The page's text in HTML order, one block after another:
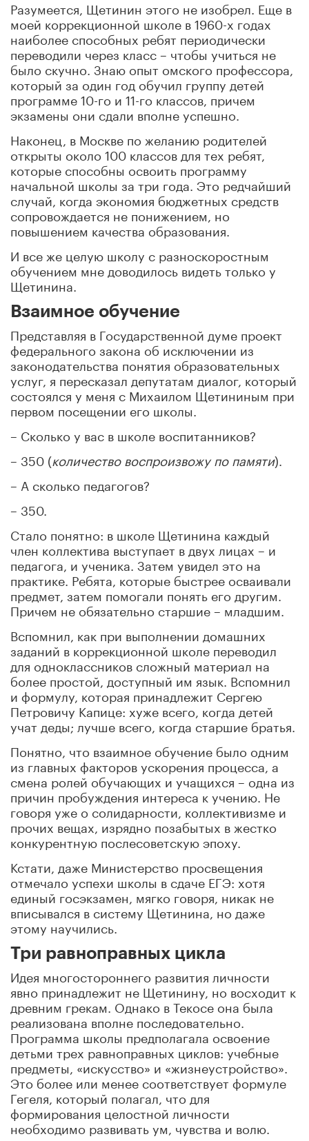
Разумеется, Щетинин этого не изобрел. Еще в
моей коррекционной школе в 1960-х годах
наиболее способных ребят периодически
переводили через класс – чтобы учиться не
было скучно. Знаю опыт омского профессора,
который за один год обучил группу детей
программе 10-го и 11-го классов, причем
экзамены они сдали вполне успешно.
Наконец, в Москве по желанию родителей
открыты около 100 классов для тех ребят,
которые способны освоить программу
начальной школы за три года. Это редчайший
случай, когда экономия бюджетных средств
сопровождается не понижением, но
повышением качества образования.
И все же целую школу с разноскоростным
обучением мне доводилось видеть только у
Щетинина.
Взаимное обучение
Представляя в Государственной думе проект
федерального закона об исключении из
законодательства понятия образовательных
услуг, я пересказал депутатам диалог, который
состоялся у меня с Михаилом Щетининым при
первом посещении его школы.
– Сколько у вас в школе воспитанников?
– 350 (количество воспроизвожу по памяти).
– А сколько педагогов?
– 350.
Стало понятно: в школе Щетинина каждый
член коллектива выступает в двух лицах – и
педагога, и ученика. Затем увидел это на
практике. Ребята, которые быстрее осваивали
предмет, затем помогали понять его другим.
Причем не обязательно старшие – младшим.
Вспомнил, как при выполнении домашних
заданий в коррекционной школе переводил
для одноклассников сложный материал на
более простой, доступный им язык. Вспомнил
и формулу, которая принадлежит Сергею
Петровичу Капице: хуже всего, когда детей
учат деды; лучше всего, когда старшие братья.
Понятно, что взаимное обучение было одним
из главных факторов ускорения процесса, а
смена ролей обучающих и учащихся – одна из
причин пробуждения интереса к учению. Не
говоря уже о солидарности, коллективизме и
прочих вещах, изрядно позабытых в жестко
конкурентную послесоветскую эпоху.
Кстати, даже Министерство просвещения
отмечало успехи школы в сдаче ЕГЭ: хотя
единый госэкзамен, мягко говоря, никак не
вписывался в систему Щетинина, но даже
этому научились.
Три равноправных цикла
Идея многостороннего развития личности
явно принадлежит не Щетинину, но восходит к
древним грекам. Однако в Текосе она была
реализована вполне последовательно.
Программа школы предполагала освоение
детьми трех равноправных циклов: учебные
предметы, «искусство» и «жизнеустройство».
Это более или менее соответствует формуле
Гегеля, который полагал, что для
формирования целостной личности
необходимо развивать ум, чувства и волю.